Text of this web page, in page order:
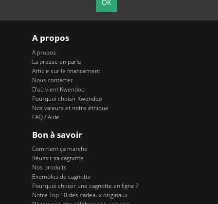
A propos
A propos
La presse en parle
Article sur le financement
Nous contacter
D'où vient Kwendoo
Pourquoi choisir Kwendoo
Nos valeurs et notre éthique
FAQ / Aide
Bon à savoir
Comment ça marche
Réussir sa cagnotte
Nos produits
Exemples de cagnotte
Pourquoi choisir une cagnotte en ligne ?
Notre Top 10 des cadeaux originaux